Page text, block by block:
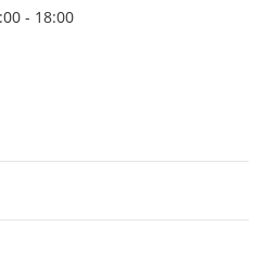
- 18:00